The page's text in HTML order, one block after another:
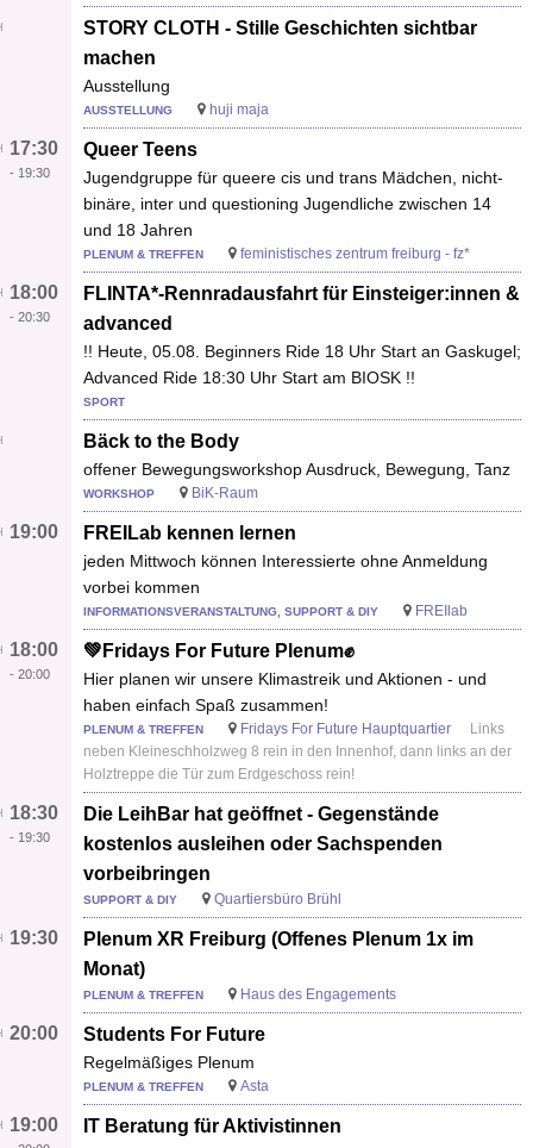
STORY CLOTH - Stille Geschichten sichtbar
machen
Ausstellung
AUSSTELLUNG huji maja
Queer Teens
Jugendgruppe für queere cis und trans Mädchen, nicht-
binäre, inter und questioning Jugendliche zwischen 14
und 18 Jahren
17:30
- 19:30
PLENUM & TREFFEN feministisches zentrum freiburg - fz*
FLINTA*-Rennradausfahrt für Einsteiger:innen &
advanced
!! Heute, 05.08. Beginners Ride 18 Uhr Start an Gaskugel;
Advanced Ride 18:30 Uhr Start am BIOSK !!
18:00
- 20:30
SPORT
Bäck to the Body
offener Bewegungsworkshop Ausdruck, Bewegung, Tanz
WORKSHOP BiK-Raum
FREILab kennen lernen
jeden Mittwoch können Interessierte ohne Anmeldung
vorbei kommen
19:00
INFORMATIONSVERANSTALTUNG, SUPPORT & DIY FREIlab
💚Fridays For Future Plenum✊
Hier planen wir unsere Klimastreik und Aktionen - und
haben einfach Spaß zusammen!
18:00
- 20:00
PLENUM & TREFFEN Fridays For Future Hauptquartier
Links
neben Kleineschholzweg 8 rein in den Innenhof, dann links an der
Holztreppe die Tür zum Erdgeschoss rein!
Die LeihBar hat geöffnet - Gegenstände
kostenlos ausleihen oder Sachspenden
vorbeibringen
18:30
- 19:30
SUPPORT & DIY Quartiersbüro Brühl
Plenum XR Freiburg (Offenes Plenum 1x im
Monat)
19:30
PLENUM & TREFFEN Haus des Engagements
Students For Future
Regelmäßiges Plenum
20:00
PLENUM & TREFFEN Asta
IT Beratung für Aktivistinnen
19:00